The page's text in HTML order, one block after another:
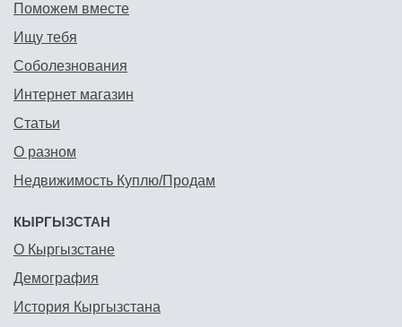
Поможем вместе
Ищу тебя
Соболезнования
Интернет магазин
Статьи
О разном
Недвижимость Куплю/Продам
КЫРГЫЗСТАН
О Кыргызстане
Демография
История Кыргызстана